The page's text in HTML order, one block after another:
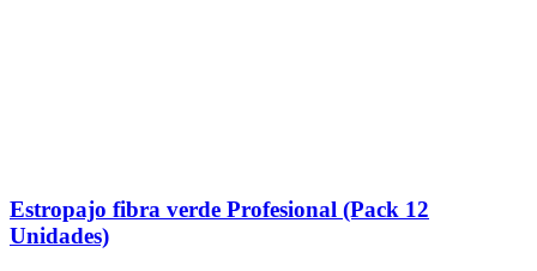
Estropajo fibra verde Profesional (Pack 12
Unidades)